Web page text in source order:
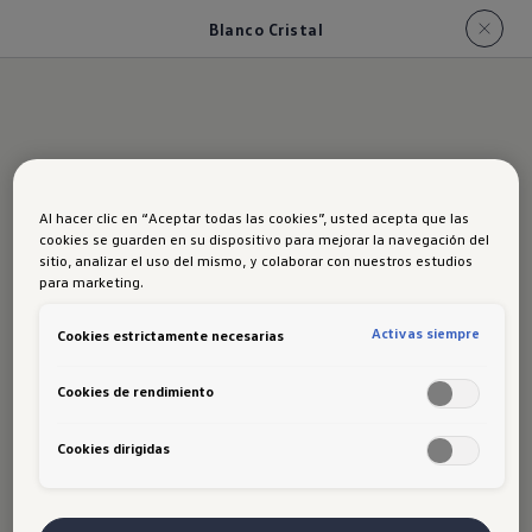
Blanco Cristal
Blanco Cristal
Al hacer clic en “Aceptar todas las cookies”, usted acepta que las
cookies se guarden en su dispositivo para mejorar la navegación del
sitio, analizar el uso del mismo, y colaborar con nuestros estudios
para marketing.
Cookies estrictamente necesarias Activas siempre
Cookies de rendimiento
Cookies dirigidas